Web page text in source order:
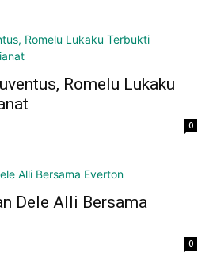
Romelu Lukaku
0
Dele Alli Bersama
0